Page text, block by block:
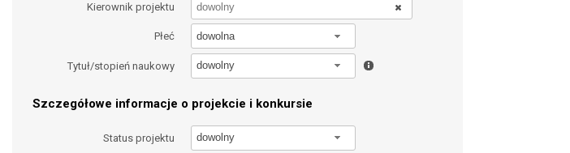
Kierownik projektu
Płeć dowolna
Tytuł/stopień naukowy dowolny
Szczegółowe informacje o projekcie i konkursie
Status projektu dowolny